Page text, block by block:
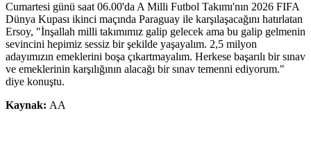
Cumartesi günü saat 06.00'da A Milli Futbol Takımı'nın 2026 FIFA
Dünya Kupası ikinci maçında Paraguay ile karşılaşacağını hatırlatan
Ersoy, "İnşallah milli takımımız galip gelecek ama bu galip gelmenin
sevincini hepimiz sessiz bir şekilde yaşayalım. 2,5 milyon
adayımızın emeklerini boşa çıkartmayalım. Herkese başarılı bir sınav
ve emeklerinin karşılığının alacağı bir sınav temenni ediyorum."
diye konuştu.
Kaynak: AA